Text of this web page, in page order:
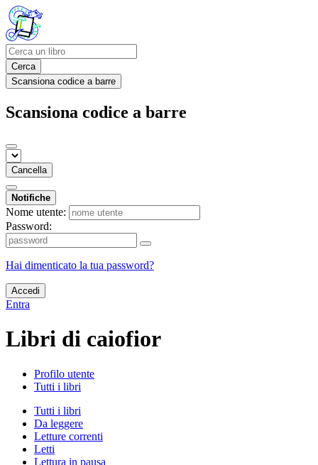
Cerca
Scansiona codice a barre
Scansiona codice a barre
Cancella
Notifiche
Nome utente:
Password:
Hai dimenticato la tua password?
Accedi
Entra
Libri di caiofior
Profilo utente
Tutti i libri
Tutti i libri
Da leggere
Letture correnti
Letti
Lettura in pausa